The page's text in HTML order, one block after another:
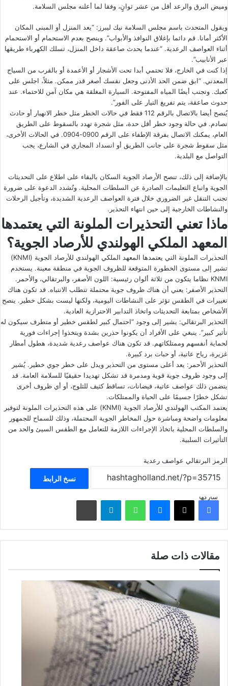
وميض البرق والرعد أقل من عشر ثوانٍ، وفقا لما أعلنه مجلس السلامة.
ويقول المتحدث باسم مجلس السلامة نيك ليبرز: “يعد المنزل أو المبنى المكان
الأكثر أمانا. قم دائما بإغلاق النوافذ والأبواب”. وينصح بعدم الاستحمام أو الاستحمام
أثناء العواصف الرعدية. “عندما يحدث صاعقة داخل المنزل، تسلك الكهرباء طريقها
عبر الأنابيب”.
إذا كنت في الخارج، فلا تحتمي أبدا تحت الأشجار أو الأعمدة أو بالقرب من السياج
المعدني. “ابق ضمن الحد الأدنى وجعل نفسك أصغر قدر ممكن. مثلاً، اجلس على
كعبك. وتجنب أيضًا المياه المفتوحة. السيارة المغلقة هي مكان آمن للاحتماء. عند
حدوث صاعقة، يتم تفريغ التيار على الفور”.
يُنصح أيضا بالاتصال بالرقم 112 فقط في حالات الخطر مثل خطر الانهيار أو حادث
تصادم. في حالة وجود خطر أقل حدة، مثل شجرة تهدد بالسقوط على الطريق
العام، يمكنك الاتصال بفرقة الإطفاء على الرقم 0900-0904. في الحالات الأخرى،
مثل سقوط شجرة على جانب الطريق أو انسداد المجاري في الشارع، يجب
التواصل مع البلدية.
بالإضافة إلى ذلك، تنصح الأرصاد الجوية السكان بالبقاء على اطلاع على التحديثات
الجوية واتباع التعليمات الصادرة عن السلطات المحلية. وتُشدد الدعوة على ضرورة
تجنب التنقل غير الضروري خلال فترة العواصف الرعدية الشديدة، وتأجيل الرحلات
والنشاطات الخارجية إلى حين انتهاء التحذير.
ماذا تعني التحذيرات الملونة التي يعتمدها
المعهد الملكي الهولندي للأرصاد الجوية؟
التحذيرات الملونة التي يعتمدها المعهد الملكي الهولندي للأرصاد الجوية (KNMI)
تشير إلى مستوى الخطورة المتوقعة للظروف الجوية في منطقة معينة. يستخدم
KNMI نظاما يتكون من ثلاثة ألوان رئيسية: اللون الأصفر، والبرتقالي، والأحمر.
التحذير الأصفر: يعني أن هناك ظروف جوية محتملة تتطلب الانتباه. قد تكون هناك
تغييرات في الطقس تؤثر على النشاطات اليومية، ولكنها ليست بشكل خطير. ينصح
الأشخاص بمتابعة التحديثات واتخاذ التدابير الاحترازية العادية.
التحذير البرتقالي: يشير إلى وجود “احتمال كبير لطقس خطير أو متطرف سيكون له
تأثير كبير”. ينبغي على الأفراد أن يكونوا حذرين بشدة ويتخذوا إجراءات فورية
لحماية أنفسهم وممتلكاتهم. قد تكون هناك عواصف رعدية شديدة، هطول أمطار
غزيرة، رياح عاتية، أو حبات برد كبيرة.
التحذير الأحمر: يعد أعلى مستوى من التحذير ويدل على خطر جوي خطير. يُشير
إلى وجود ظروف جوية قوية ومدمرة قد تشكل تهديدا حقيقيًا للسلامة العامة. قد
يتضمن ذلك عواصف عاتية، فيضانات، تساقط كثيف للثلوج، أو أي ظروف أخرى
تشكل خطرًا جسيمًا على الحياة والممتلكات.
يعتمد المكتب الهولندي للأرصاد الجوية (KNMI) على هذه التحذيرات الملونة لتوفير
معلومات واضحة ومباشرة حول المخاطر الجوية المحتملة، وذلك للسماح للجمهور
والسلطات المحلية باتخاذ الإجراءات اللازمة للتعامل مع الطقس السيئ والحد من
التأثيرات السلبية.
الرمز البرتقالي عواصف رعدية
نسخ الرابط
شاركهافيسبوك ‫X ماسنجر واتساب تيلقرام مشاركة عبر البريد
مقالات ذات صلة